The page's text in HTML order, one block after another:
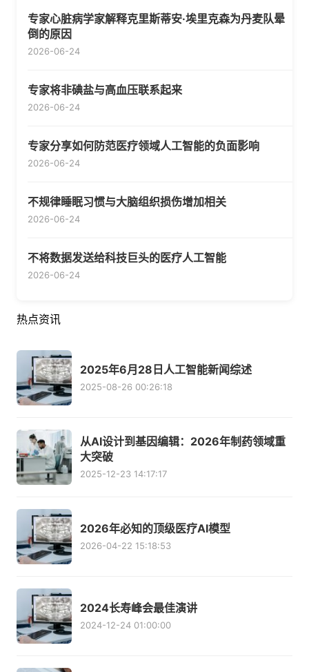
专家心脏病学家解释克里斯蒂安·埃里克森为丹麦队晕
倒的原因
2026-06-24
专家将非碘盐与高血压联系起来
2026-06-24
专家分享如何防范医疗领域人工智能的负面影响
2026-06-24
不规律睡眠习惯与大脑组织损伤增加相关
2026-06-24
不将数据发送给科技巨头的医疗人工智能
2026-06-24
热点资讯
2025年6月28日人工智能新闻综述
2025-08-26 00:26:18
从AI设计到基因编辑：2026年制药领域重
大突破
2025-12-23 14:17:17
2026年必知的顶级医疗AI模型
2026-04-22 15:18:53
2024长寿峰会最佳演讲
2024-12-24 01:00:00